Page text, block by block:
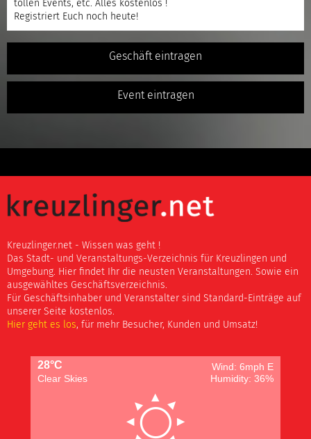
tollen Events, etc. Alles kostenlos !
Registriert Euch noch heute!
Geschäft eintragen
Event eintragen
Kreuzlinger.net - Wissen was geht !
Das Stadt- und Veranstaltungs-Verzeichnis für Kreuzlingen und
Umgebung. Hier findet Ihr die neusten Veranstaltungen. Sowie ein
ausgewähltes Geschäftsverzeichnis.
Für Geschäftsinhaber und Veranstalter sind Standard-Einträge auf
unserer Seite kostenlos.
Hier geht es los, für mehr Besucher, Kunden und Umsatz!
28°C
Wind: 6mph E
Clear Skies
Humidity: 36%